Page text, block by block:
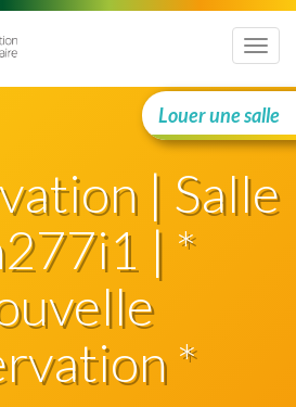
Menu
Louer une salle
| Salle
| *
*